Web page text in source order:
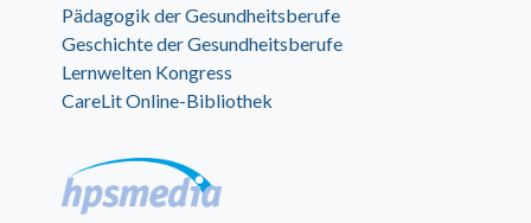
Pädagogik der Gesundheitsberufe
Geschichte der Gesundheitsberufe
Lernwelten Kongress
CareLit Online-Bibliothek